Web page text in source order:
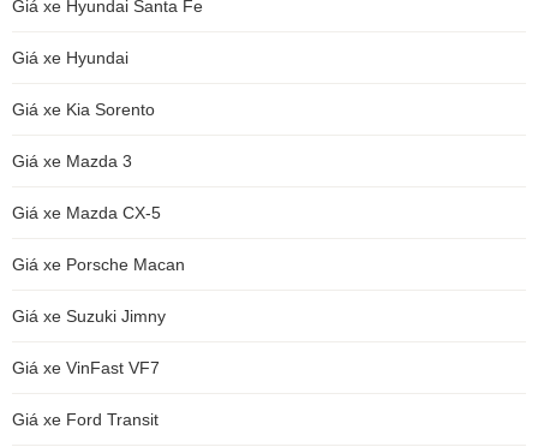
Giá xe Hyundai Santa Fe
Giá xe Hyundai
Giá xe Kia Sorento
Giá xe Mazda 3
Giá xe Mazda CX-5
Giá xe Porsche Macan
Giá xe Suzuki Jimny
Giá xe VinFast VF7
Giá xe Ford Transit